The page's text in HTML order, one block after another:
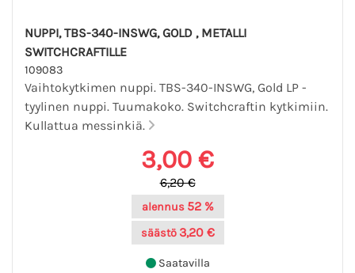
NUPPI, TBS-340-INSWG, GOLD , METALLI
SWITCHCRAFTILLE
109083
Vaihtokytkimen nuppi. TBS-340-INSWG, Gold LP -
tyylinen nuppi. Tuumakoko. Switchcraftin kytkimiin.
Kullattua messinkiä.
3,00 €
6,20 €
alennus 52 %
säästö 3,20 €
Saatavilla